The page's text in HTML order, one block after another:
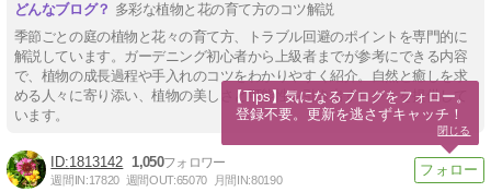
多彩な植物と花の育て方のコツ解説
季節ごとの庭の植物と花々の育て方、トラブル回避のポイントを専門的に
解説しています。ガーデニング初心者から上級者までが参考にできる内容
で、植物の成長過程や手入れのコツをわかりやすく紹介。自然と癒しを求
める人々に寄り添い、植物の美しさと可能性を引き出すヒントを提供して
います。
1813142 1,050
週間IN:17820 週間OUT:65070 月間IN:80190
【Tips】気になるブログをフォロー。
登録不要。更新を逃さずキャッチ！
閉じる